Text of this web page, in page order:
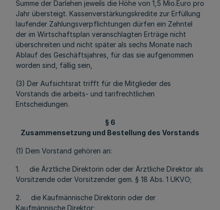
Summe der Darlehen jeweils die Höhe von 1,5 Mio.Euro pro
Jahr übersteigt. Kassenverstärkungskredite zur Erfüllung
laufender Zahlungsverpflichtungen dürfen ein Zehntel
der im Wirtschaftsplan veranschlagten Erträge nicht
überschreiten und nicht später als sechs Monate nach
Ablauf des Geschäftsjahres, für das sie aufgenommen
worden sind, fällig sein,
(3) Der Aufsichtsrat trifft für die Mitglieder des
Vorstands die arbeits- und tarifrechtlichen
Entscheidungen.
§ 6
Zusammensetzung und Bestellung des Vorstands
(1) Dem Vorstand gehören an:
1. die Ärztliche Direktorin oder der Ärztliche Direktor als
Vorsitzende oder Vorsitzender gem. § 18 Abs. 1 UKVO;
2. die Kaufmännische Direktorin oder der
Kaufmännische Direktor;